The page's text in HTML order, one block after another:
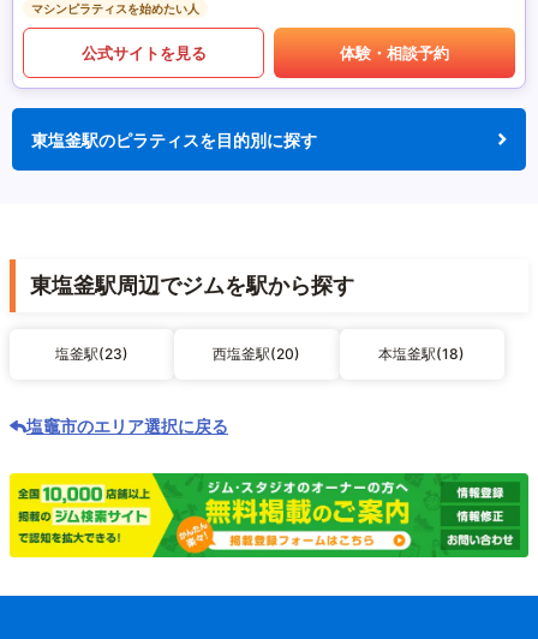
マシンピラティスを始めたい人
公式サイトを見る 体験・相談予約
東塩釜駅のピラティスを目的別に探す
東塩釜駅周辺でジムを駅から探す
塩釜駅(23) 西塩釜駅(20) 本塩釜駅(18)
塩竈市のエリア選択に戻る